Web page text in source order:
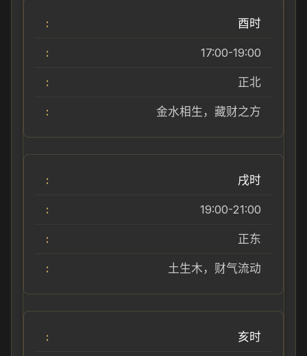
酉时
17:00-19:00
正北
金水相生，藏财之方
戌时
19:00-21:00
正东
土生木，财气流动
亥时